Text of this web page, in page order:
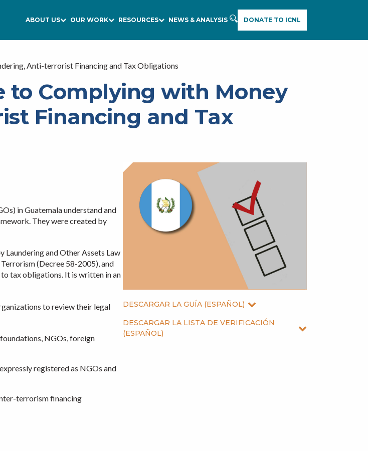
ABOUT US OUR WORK RESOURCES
NEWS & ANALYSIS
DONATE TO ICNL
Anti-terrorist Financing and Tax Obligations
to Complying with Money
Financing and Tax
in Guatemala understand and
They were created by
Laundering and Other Assets Law
(Decree 58-2005), and
tax obligations. It is written in an
to review their legal
NGOs, foreign
registered as NGOs and
terrorism financing
DESCARGAR LA GUÍA (ESPAÑOL)
DESCARGAR LA LISTA DE VERIFICACIÓN
(ESPAÑOL)